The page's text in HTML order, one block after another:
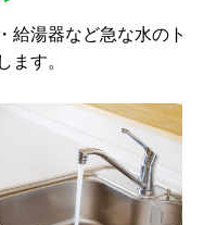
給湯器など急な水のト
ます。